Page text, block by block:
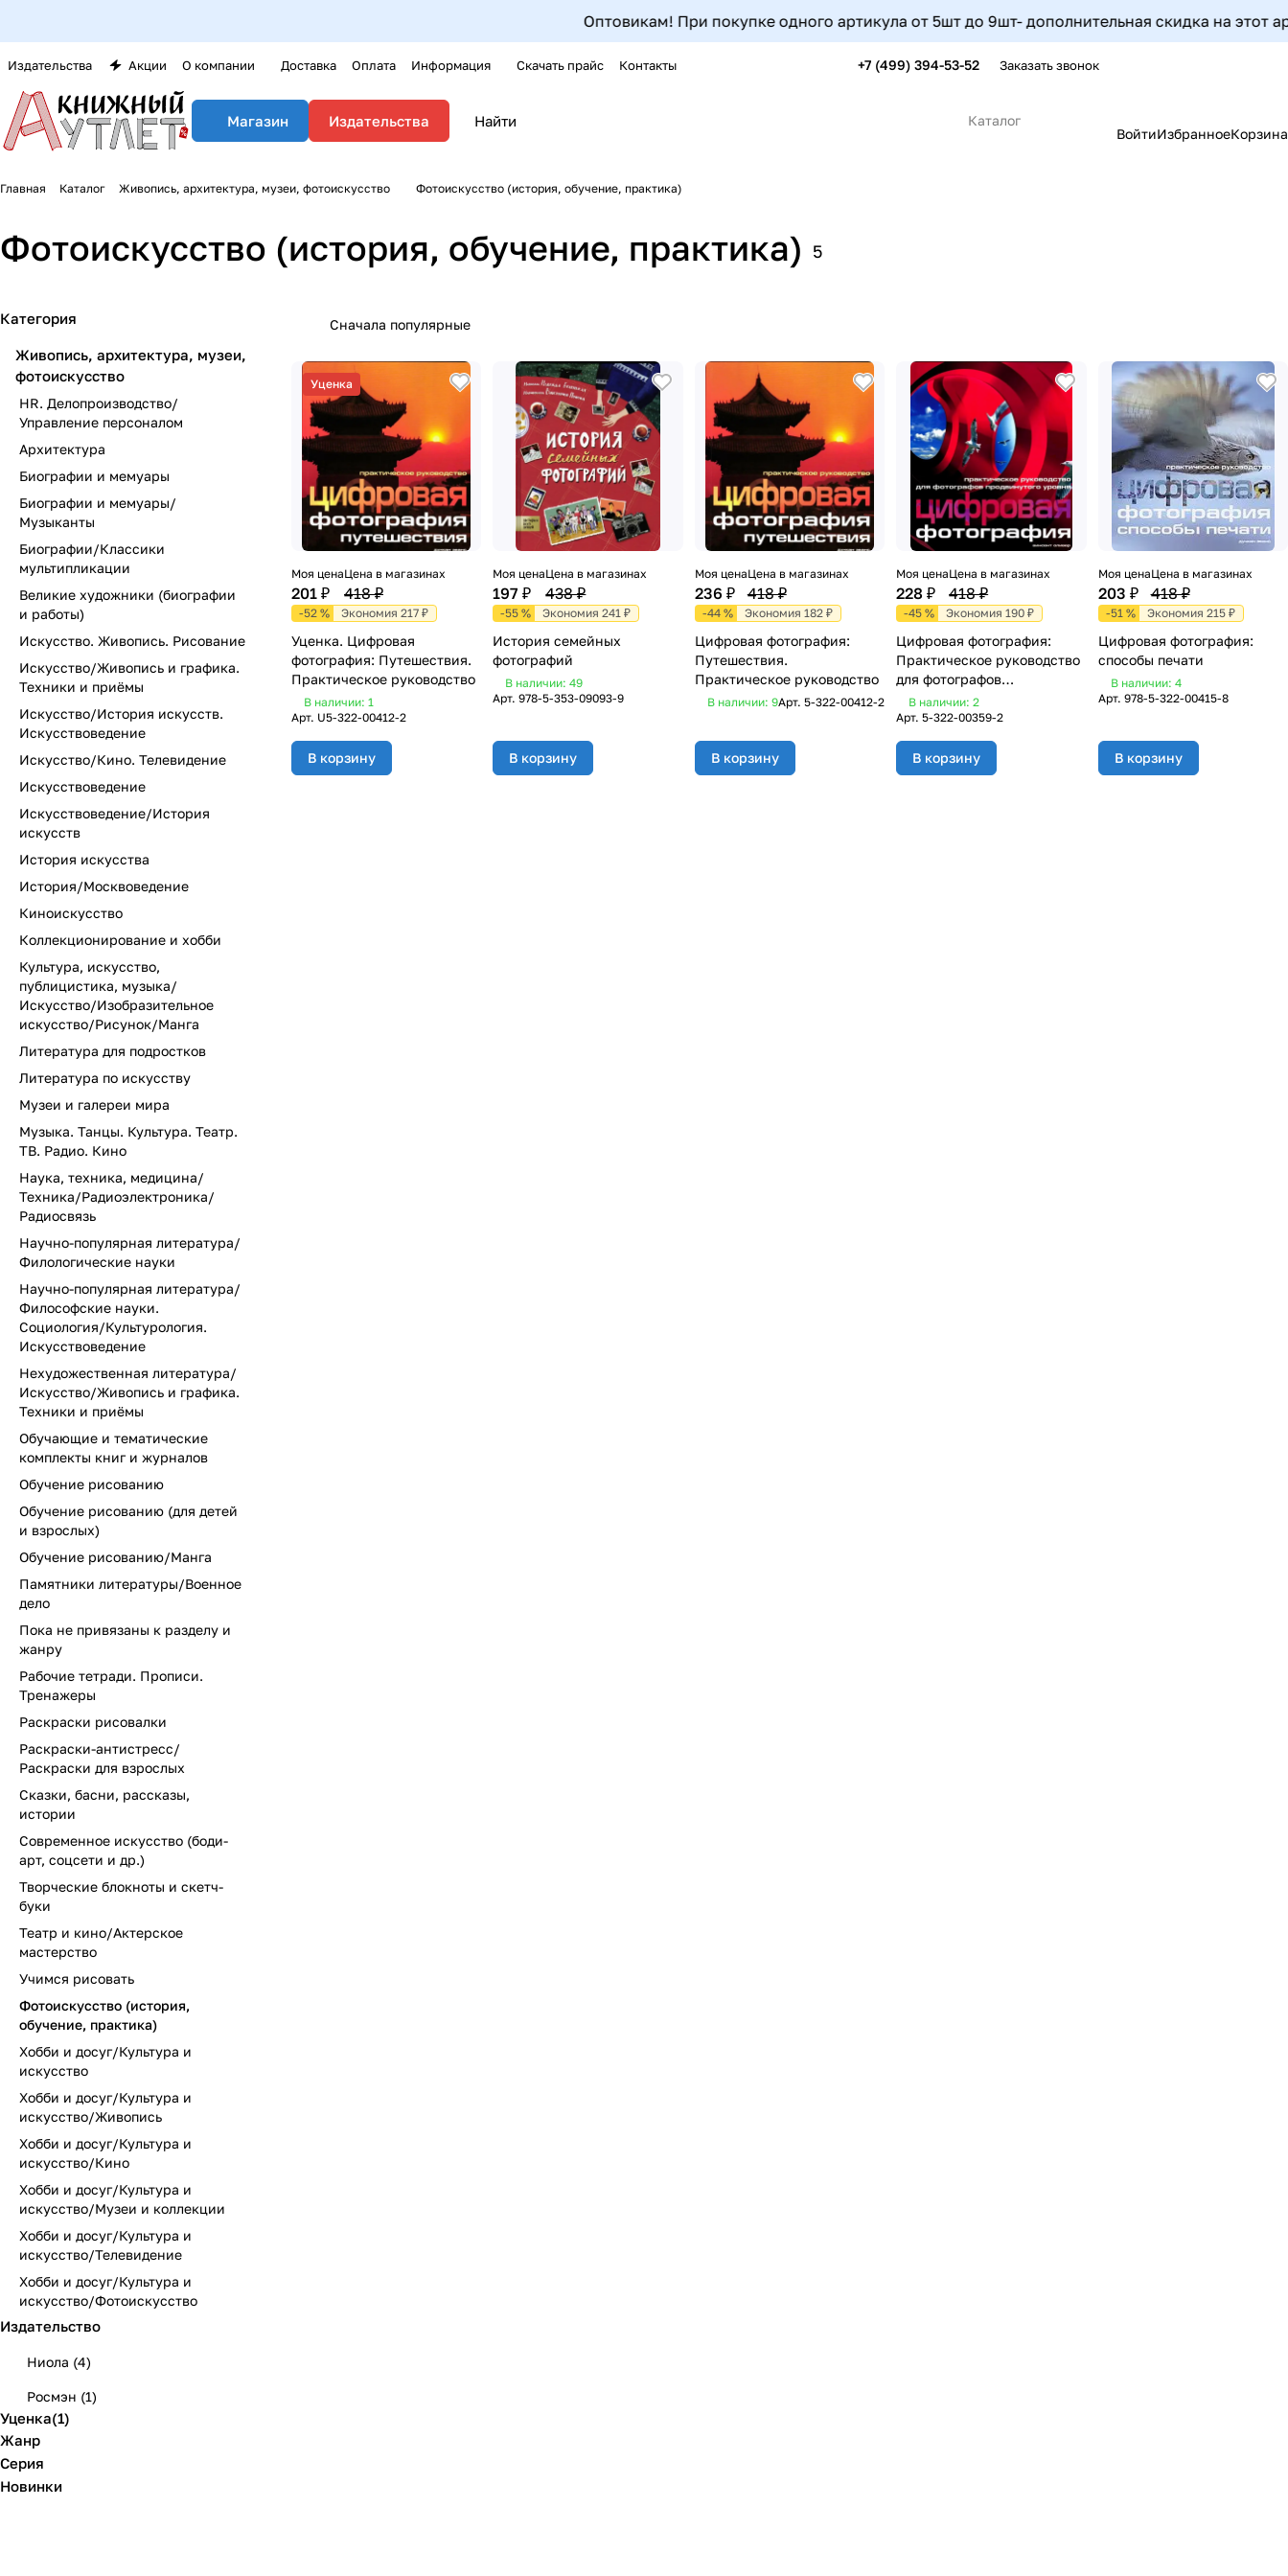
Оптовикам! При покупке одного артикула от 5шт до 9шт- дополнительная скидка на этот артикул
Издательства Акции О компании Доставка Оплата Информация Скачать прайс Контакты +7 (499) 394-53-52 Заказать звонок
Магазин Издательства
Каталог
ВойтиИзбранноеКорзина
Главная Каталог Живопись, архитектура, музеи, фотоискусство Фотоискусство (история, обучение, практика)
Фотоискусство (история, обучение, практика) 5
Сначала популярные
Уценка
Моя цена
201 ₽
Цена в магазинах
418 ₽
-52 % Экономия 217 ₽
Уценка. Цифровая
фотография: Путешествия.
Практическое руководство
В наличии: 1
Арт. U5-322-00412-2
В корзину
Моя цена
197 ₽
Цена в магазинах
438 ₽
-55 % Экономия 241 ₽
История семейных
фотографий
В наличии: 49
Арт.978-5-353-09093-9
В корзину
Моя цена
236 ₽
Цена в магазинах
418 ₽
-44 % Экономия 182 ₽
Цифровая фотография:
Путешествия.
Практическое руководство
В наличии: 9Арт. 5-322-00412-2
В корзину
Моя цена
228 ₽
Цена в магазинах
418 ₽
-45 % Экономия 190 ₽
Цифровая фотография:
Практическое руководство
для фотографов
продвинутого уровня
В наличии: 2
Арт.5-322-00359-2
В корзину
Моя цена
203 ₽
Цена в магазинах
418 ₽
-51 % Экономия 215 ₽
Цифровая фотография:
способы печати
В наличии: 4
Арт. 978-5-322-00415-8
В корзину
Категория
Живопись, архитектура, музеи,
фотоискусство
HR. Делопроизводство/
Управление персоналом
Архитектура
Биографии и мемуары
Биографии и мемуары/
Музыканты
Биографии/Классики
мультипликации
Великие художники (биографии
и работы)
Искусство. Живопись. Рисование
Искусство/Живопись и графика.
Техники и приёмы
Искусство/История искусств.
Искусствоведение
Искусство/Кино. Телевидение
Искусствоведение
Искусствоведение/История
искусств
История искусства
История/Москвоведение
Киноискусство
Коллекционирование и хобби
Культура, искусство,
публицистика, музыка/
Искусство/Изобразительное
искусство/Рисунок/Манга
Литература для подростков
Литература по искусству
Музеи и галереи мира
Музыка. Танцы. Культура. Театр.
ТВ. Радио. Кино
Наука, техника, медицина/
Техника/Радиоэлектроника/
Радиосвязь
Научно-популярная литература/
Филологические науки
Научно-популярная литература/
Философские науки.
Социология/Культурология.
Искусствоведение
Нехудожественная литература/
Искусство/Живопись и графика.
Техники и приёмы
Обучающие и тематические
комплекты книг и журналов
Обучение рисованию
Обучение рисованию (для детей
и взрослых)
Обучение рисованию/Манга
Памятники литературы/Военное
дело
Пока не привязаны к разделу и
жанру
Рабочие тетради. Прописи.
Тренажеры
Раскраски рисовалки
Раскраски-антистресс/
Раскраски для взрослых
Сказки, басни, рассказы,
истории
Современное искусство (боди-
арт, соцсети и др.)
Творческие блокноты и скетч-
буки
Театр и кино/Актерское
мастерство
Учимся рисовать
Фотоискусство (история,
обучение, практика)
Хобби и досуг/Культура и
искусство
Хобби и досуг/Культура и
искусство/Живопись
Хобби и досуг/Культура и
искусство/Кино
Хобби и досуг/Культура и
искусство/Музеи и коллекции
Хобби и досуг/Культура и
искусство/Телевидение
Хобби и досуг/Культура и
искусство/Фотоискусство
Издательство
Ниола (4)
Росмэн (1)
Уценка(1)
Жанр
Серия
Новинки